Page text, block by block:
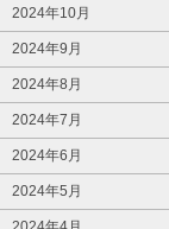
2024年10月
2024年9月
2024年8月
2024年7月
2024年6月
2024年5月